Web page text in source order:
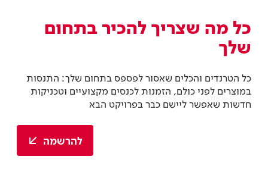
כל מה שצריך להכיר בתחום
שלך
כל הטרנדים והכלים שאסור לפספס בתחום שלך: התנסות
במוצרים לפני כולם, הזמנות לכנסים מקצועיים וטכניקות
חדשות שאפשר ליישם כבר בפרויקט הבא
להרשמה